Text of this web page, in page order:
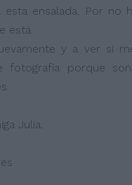
esta ensalada. Por no
está.
y a ver si
fotografía porque
Julia.